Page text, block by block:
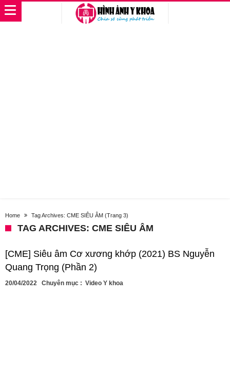
Home Tag Archives: CME SIÊU ÂM (Trang 3)
TAG ARCHIVES: CME SIÊU ÂM
[CME] Siêu âm Cơ xương khớp (2021) BS Nguyễn
Quang Trọng (Phần 2)
20/04/2022 Chuyên mục : Video Y khoa